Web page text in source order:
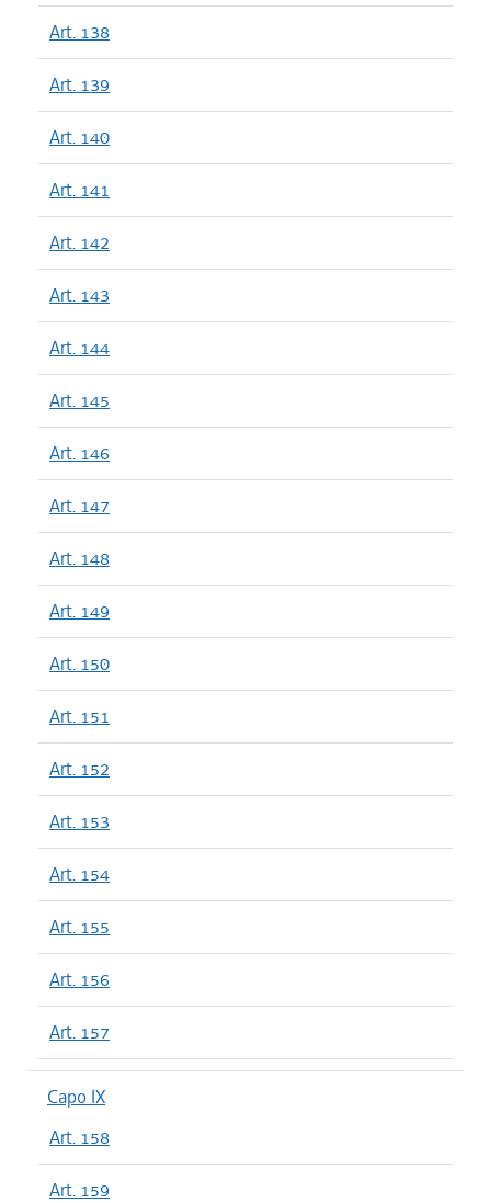
Art. 138
Art. 139
Art. 140
Art. 141
Art. 142
Art. 143
Art. 144
Art. 145
Art. 146
Art. 147
Art. 148
Art. 149
Art. 150
Art. 151
Art. 152
Art. 153
Art. 154
Art. 155
Art. 156
Art. 157
Capo IX
Art. 158
Art. 159